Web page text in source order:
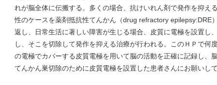
れが脳全体に伝搬する。多くの場合、抗けいれん剤で発作を抑え
性のケースを薬剤抵抗性てんかん（drug refractory epilepsy:DRE
返し、日常生活に著しい障害が生じる場合、皮質に電極を設置し
し、そこを切除して発作を抑える治療が行われる。このＨＰで何
の電極でカバーする皮質電極を用いて脳の活動を正確に記録し、
てんかん巣切除のために皮質電極を設置した患者さんにお願いし